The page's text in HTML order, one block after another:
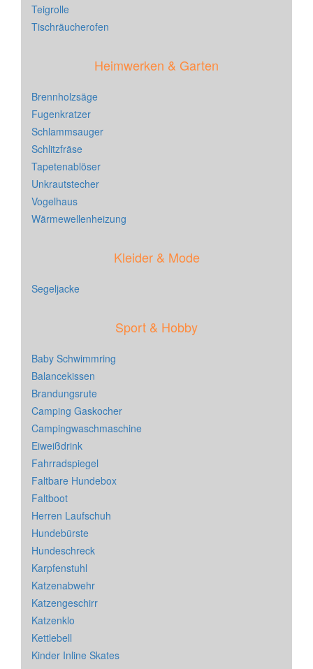
Teigrolle
Tischräucherofen
Heimwerken & Garten
Brennholzsäge
Fugenkratzer
Schlammsauger
Schlitzfräse
Tapetenablöser
Unkrautstecher
Vogelhaus
Wärmewellenheizung
Kleider & Mode
Segeljacke
Sport & Hobby
Baby Schwimmring
Balancekissen
Brandungsrute
Camping Gaskocher
Campingwaschmaschine
Eiweißdrink
Fahrradspiegel
Faltbare Hundebox
Faltboot
Herren Laufschuh
Hundebürste
Hundeschreck
Karpfenstuhl
Katzenabwehr
Katzengeschirr
Katzenklo
Kettlebell
Kinder Inline Skates